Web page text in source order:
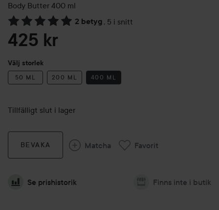
Body Butter 400 ml
2 betyg , 5 i snitt
Hoppa till Betyg & kommentarer
425 kr
Välj storlek
50 ML 200 ML 400 ML
Tillfälligt slut i lager
BEVAKA Matcha Favorit
Se prishistorik Finns inte i butik